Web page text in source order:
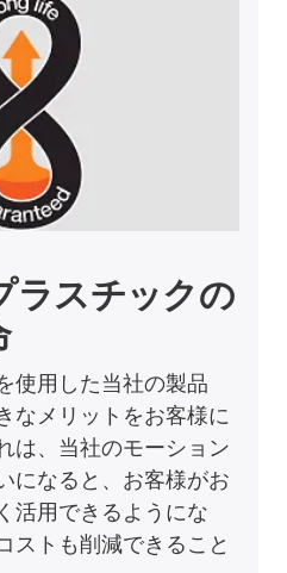
ラスチックの
使用した当社の製品
なメリットをお客様に
は、当社のモーション
になると、お客様がお
活用できるようにな
ストも削減できること